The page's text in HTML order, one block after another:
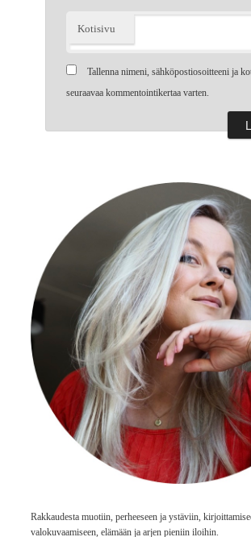
Kotisivu
Tallenna nimeni, sähköpostiosoitteeni ja
seuraavaa kommentointikertaa varten.
Rakkaudesta muotiin, perheeseen ja ystäviin,
valokuvaamiseen, elämään ja arjen pieniin iloihin.